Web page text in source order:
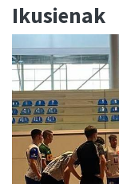
Ikusienak